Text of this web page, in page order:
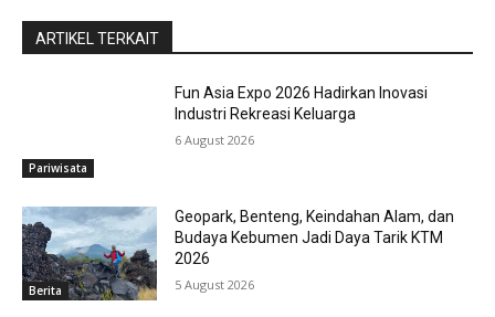
ARTIKEL TERKAIT
Pariwisata
Fun Asia Expo 2026 Hadirkan Inovasi
Industri Rekreasi Keluarga
6 August 2026
Berita
Geopark, Benteng, Keindahan Alam, dan
Budaya Kebumen Jadi Daya Tarik KTM
2026
5 August 2026